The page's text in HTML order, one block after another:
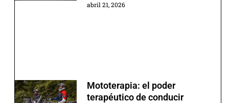
abril 21, 2026
Mototerapia: el poder
terapéutico de conducir